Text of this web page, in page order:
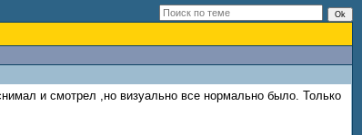
и смотрел ,но визуально все нормально было. Только